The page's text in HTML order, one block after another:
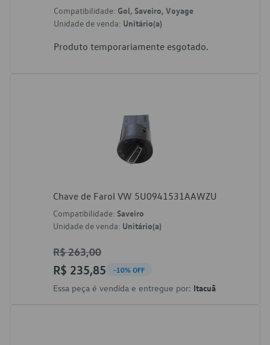
Compatibilidade: Gol, Saveiro, Voyage
Unidade de venda: Unitário(a)
Produto temporariamente esgotado.
Chave de Farol VW 5U0941531AAWZU
Compatibilidade: Saveiro
Unidade de venda: Unitário(a)
R$ 263,00
R$ 235,85 -10% OFF
Essa peça é vendida e entregue por: Itacuã